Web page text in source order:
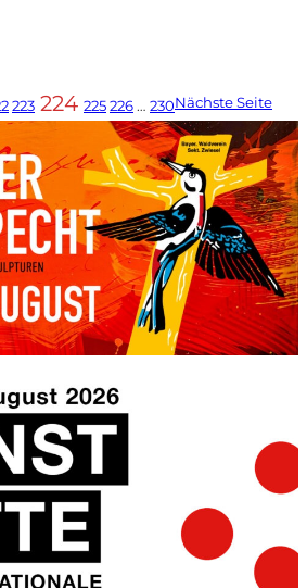
223 224 225226 … 230Nächste Seite